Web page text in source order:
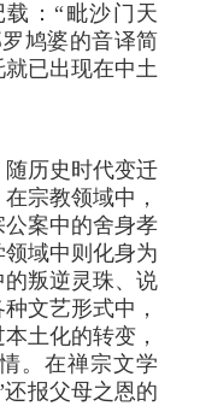
：“毗沙门天
鸠婆的音译简
已出现在中土
历史时代变迁
宗教领域中，
案中的舍身孝
域中则化身为
叛逆灵珠、说
文艺形式中，
土化的转变，
。在禅宗文学
报父母之恩的